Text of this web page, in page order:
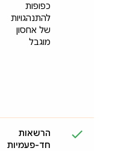
כפופות
להתנהגויות
של אחסון
מוגבל
הרשאות
חד-פעמיות